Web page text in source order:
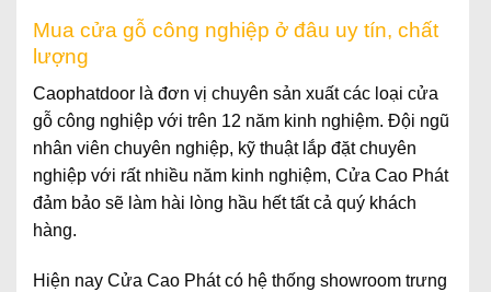
Mua cửa gỗ công nghiệp ở đâu uy tín, chất
lượng
Caophatdoor là đơn vị chuyên sản xuất các loại cửa
gỗ công nghiệp với trên 12 năm kinh nghiệm. Đội ngũ
nhân viên chuyên nghiệp, kỹ thuật lắp đặt chuyên
nghiệp với rất nhiều năm kinh nghiệm, Cửa Cao Phát
đảm bảo sẽ làm hài lòng hầu hết tất cả quý khách
hàng.
Hiện nay Cửa Cao Phát có hệ thống showroom trưng